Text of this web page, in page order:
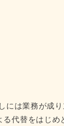
は業務が成
代替をはじめ